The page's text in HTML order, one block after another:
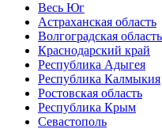
Весь Юг
Астраханская область
Волгоградская область
Краснодарский край
Республика Адыгея
Республика Калмыкия
Ростовская область
Республика Крым
Севастополь